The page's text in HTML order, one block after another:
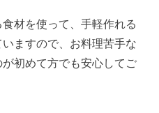
材を使って、手軽作れる
ますので、お料理苦手な
初めて方でも安心してご